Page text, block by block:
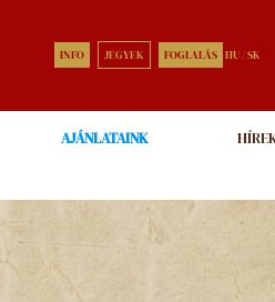
INFO JEGYEK FOGLALÁS HU/SK
AJÁNLATAINK